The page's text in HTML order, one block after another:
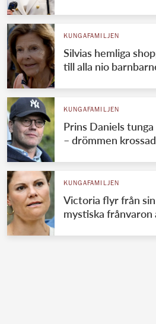
KUNGAFAMILJEN
Silvias hemliga
till alla nio
KUNGAFAMILJEN
Prins Daniels
– drömmen krossad
KUNGAFAMILJEN
Victoria flyr från
mystiska frånvaron